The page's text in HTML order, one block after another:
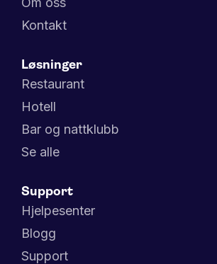
Kontakt
Løsninger
Restaurant
Hotell
Bar og nattklubb
Se alle
Support
Hjelpesenter
Blogg
Support